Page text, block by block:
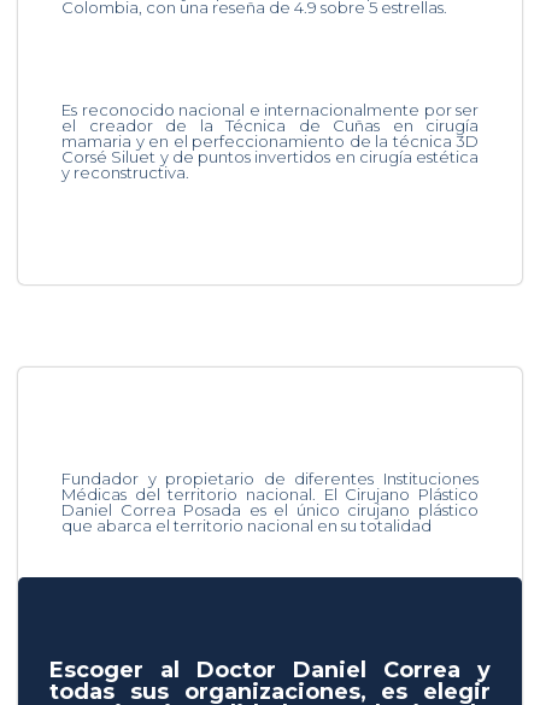
Colombia, con una reseña de 4.9 sobre 5 estrellas.
Es reconocido nacional e internacionalmente por ser
el creador de la Técnica de Cuñas en cirugía
mamaria y en el perfeccionamiento de la técnica 3D
Corsé Siluet y de puntos invertidos en cirugía estética
y reconstructiva.
Fundador y propietario de diferentes Instituciones
Médicas del territorio nacional. El Cirujano Plástico
Daniel Correa Posada es el único cirujano plástico
que abarca el territorio nacional en su totalidad
Escoger al Doctor Daniel Correa y
todas sus organizaciones, es elegir